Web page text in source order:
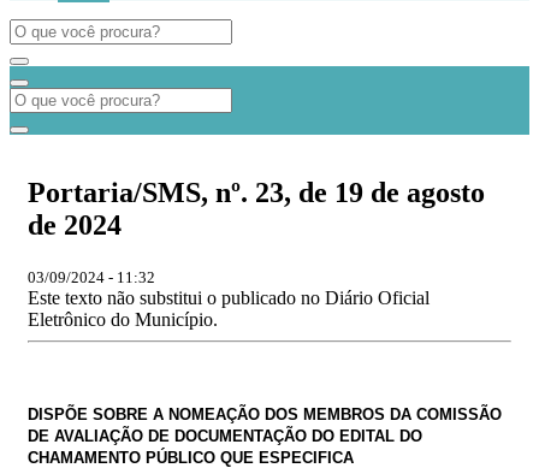
Portaria/SMS, nº. 23, de 19 de agosto
de 2024
03/09/2024 - 11:32
Este texto não substitui o publicado no Diário Oficial
Eletrônico do Município.
DISPÕE SOBRE A NOMEAÇÃO DOS MEMBROS DA COMISSÃO
DE AVALIAÇÃO DE DOCUMENTAÇÃO DO EDITAL DO
CHAMAMENTO PÚBLICO QUE ESPECIFICA